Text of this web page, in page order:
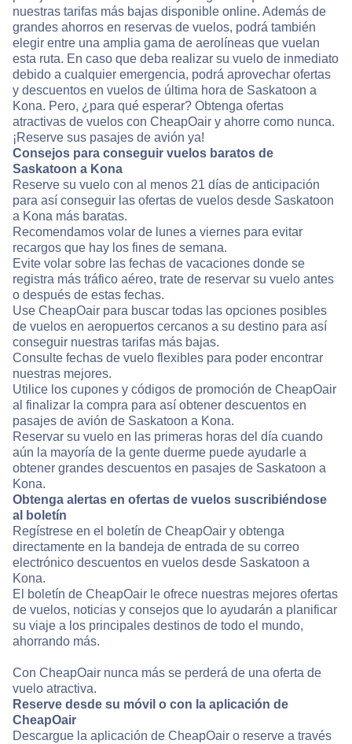
nuestras tarifas más bajas disponible online. Además de
grandes ahorros en reservas de vuelos, podrá también
elegir entre una amplia gama de aerolíneas que vuelan
esta ruta. En caso que deba realizar su vuelo de inmediato
debido a cualquier emergencia, podrá aprovechar ofertas
y descuentos en vuelos de última hora de Saskatoon a
Kona. Pero, ¿para qué esperar? Obtenga ofertas
atractivas de vuelos con CheapOair y ahorre como nunca.
¡Reserve sus pasajes de avión ya!
Consejos para conseguir vuelos baratos de
Saskatoon a Kona
Reserve su vuelo con al menos 21 días de anticipación
para así conseguir las ofertas de vuelos desde Saskatoon
a Kona más baratas.
Recomendamos volar de lunes a viernes para evitar
recargos que hay los fines de semana.
Evite volar sobre las fechas de vacaciones donde se
registra más tráfico aéreo, trate de reservar su vuelo antes
o después de estas fechas.
Use CheapOair para buscar todas las opciones posibles
de vuelos en aeropuertos cercanos a su destino para así
conseguir nuestras tarifas más bajas.
Consulte fechas de vuelo flexibles para poder encontrar
nuestras mejores.
Utilice los cupones y códigos de promoción de CheapOair
al finalizar la compra para así obtener descuentos en
pasajes de avión de Saskatoon a Kona.
Reservar su vuelo en las primeras horas del día cuando
aún la mayoría de la gente duerme puede ayudarle a
obtener grandes descuentos en pasajes de Saskatoon a
Kona.
Obtenga alertas en ofertas de vuelos suscribiéndose
al boletín
Regístrese en el boletín de CheapOair y obtenga
directamente en la bandeja de entrada de su correo
electrónico descuentos en vuelos desde Saskatoon a
Kona.
El boletín de CheapOair le ofrece nuestras mejores ofertas
de vuelos, noticias y consejos que lo ayudarán a planificar
su viaje a los principales destinos de todo el mundo,
ahorrando más.
Con CheapOair nunca más se perderá de una oferta de
vuelo atractiva.
Reserve desde su móvil o con la aplicación de
CheapOair
Descargue la aplicación de CheapOair o reserve a través